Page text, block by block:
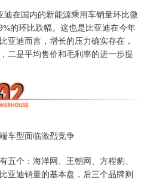
在国内的新能源乘用车销量环比微
的环比跌幅。这也是比亚迪在今年
亚迪而言，增长的压力确实存在，
二是平均售价和毛利率的进一步提
车型面临激烈竞争
个：海洋网、王朝网、方程豹、
亚迪销量的基本盘，后三个品牌则